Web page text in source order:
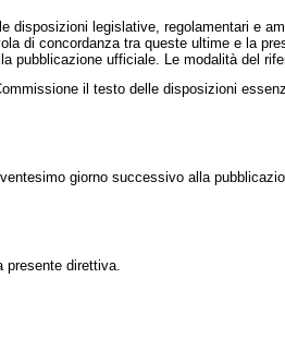
disposizioni legislative, regolamentari e
di concordanza tra queste ultime e la
pubblicazione ufficiale. Le modalità del
il testo delle disposizioni
giorno successivo alla
presente direttiva.